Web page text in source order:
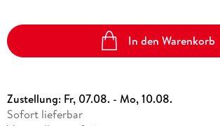
In den Warenkorb
Zustellung: Fr, 07.08. - Mo, 10.08.
Sofort lieferbar